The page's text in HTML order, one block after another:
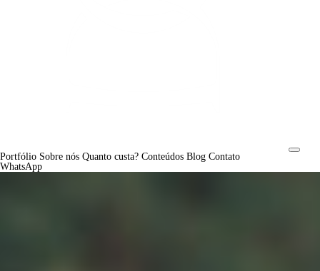
Portfólio Sobre nós Quanto custa? Conteúdos Blog Contato
WhatsApp